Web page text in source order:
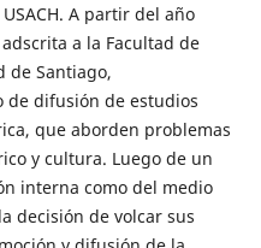
A partir del año
a la Facultad de
de Santiago,
de difusión de estudios
que aborden problemas
y cultura. Luego de un
interna como del medio
decisión de volcar sus